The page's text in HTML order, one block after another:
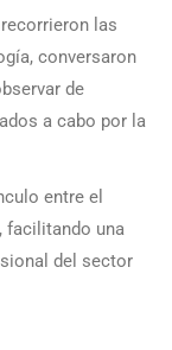
las
conversaron
de
a cabo por la
entre el
facilitando una
del sector